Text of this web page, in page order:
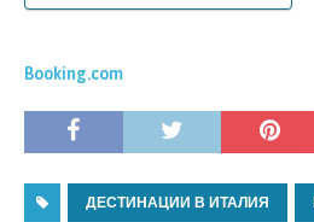
Booking.com
ДЕСТИНАЦИИ В ИТАЛИЯ